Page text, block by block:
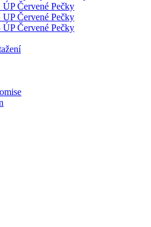
ÚP Červené Pečky
UP Červené Pečky
ÚP Červené Pečky